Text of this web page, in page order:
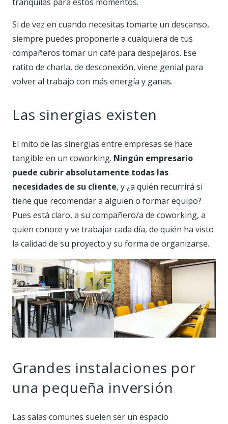
Si de vez en cuando necesitas tomarte un descanso,
siempre puedes proponerle a cualquiera de tus
compañeros tomar un café para despejaros. Ese
ratito de charla, de desconexión, viene genial para
volver al trabajo con más energía y ganas.
Las sinergias existen
El mito de las sinergias entre empresas se hace
tangible en un coworking. Ningún empresario
puede cubrir absolutamente todas las
necesidades de su cliente, y ¿a quién recurrirá si
tiene que recomendar a alguien o formar equipo?
Pues está claro, a su compañero/a de coworking, a
quien conoce y ve trabajar cada día, de quién ha visto
la calidad de su proyecto y su forma de organizarse.
Grandes instalaciones por
una pequeña inversión
Las salas comunes suelen ser un espacio